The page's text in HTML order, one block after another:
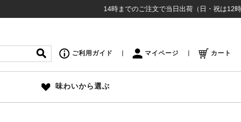
14時までのご注文で当日出荷（日・祝は12時
ご利用ガイド マイページ カート
味わいから選ぶ